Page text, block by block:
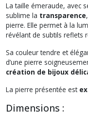
La taille émeraude, avec
sublime la transparence
pierre. Elle permet à la
révélant de subtils reflets
Sa couleur tendre et
d’une pierre
création de bijoux
La pierre présentée est
Dimensions :